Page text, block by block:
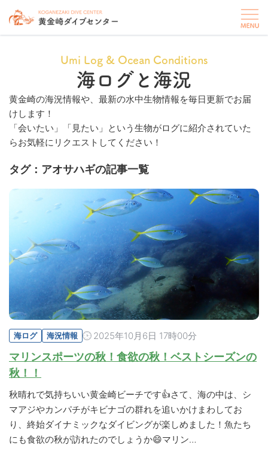
Umi Log & Ocean Conditions
海ログと海況
黄金崎の海況情報や、最新の水中生物情報を毎日更新でお届
けします！
「会いたい」「見たい」という生物がログに紹介されていた
らお気軽にリクエストしてください！
タグ：アオサハギの記事一覧
海ログ 海況情報 2025年10月6日 17時00分
マリンスポーツの秋！食欲の秋！ベストシーズンの
秋！！
秋晴れで気持ちいい黄金崎ビーチです👍さて、海の中は、シ
マアジやカンパチがキビナゴの群れを追いかけまわしてお
り、終始ダイナミックなダイビングが楽しめました！魚たち
にも食欲の秋が訪れたのでしょうか😄マリン…